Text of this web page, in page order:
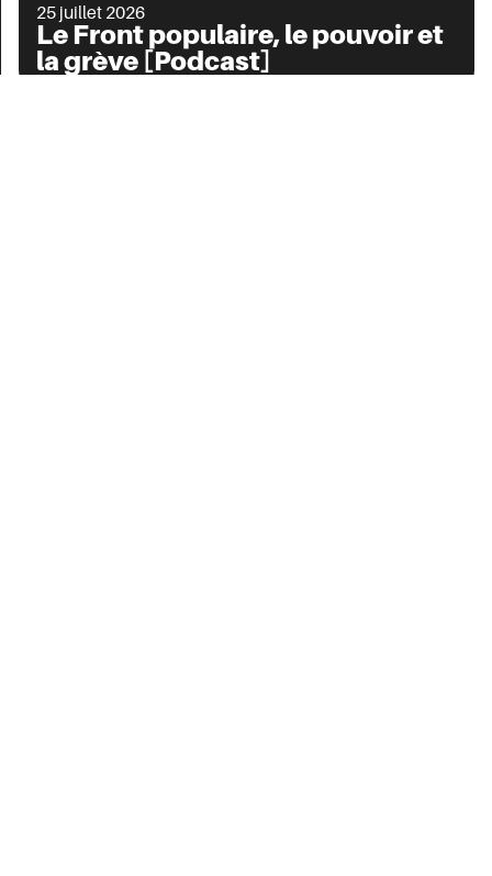
Vous lisez
Le numéro 38 de la revue Contretemps
est paru
25 juillet 2026
Le Front populaire, le pouvoir et
la grève [Podcast]